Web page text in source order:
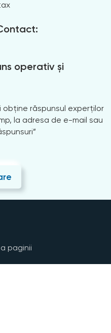
operativ și
răspunsul experților
la adresa de e-mail sau
paginii